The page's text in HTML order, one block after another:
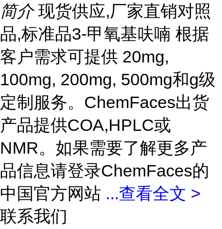
简介 现货供应,厂家直销对照
品,标准品3-甲氧基呋喃 根据
客户需求可提供 20mg,
100mg, 200mg, 500mg和g级
定制服务。ChemFaces出货
产品提供COA,HPLC或
NMR。如果需要了解更多产
品信息请登录ChemFaces的
中国官方网站 ...查看全文 >
联系我们